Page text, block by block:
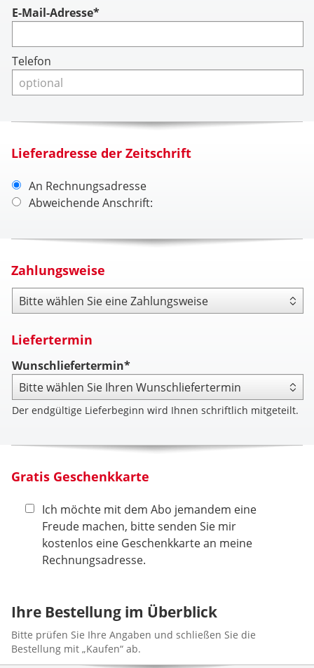
Account
E-Mail-Adresse*
Telefon
Lieferadresse der Zeitschrift
An Rechnungsadresse
Abweichende Anschrift:
Zahlungsweise
Zahlungsweise
Liefertermin
Wunschliefertermin*
Der endgültige Lieferbeginn wird Ihnen schriftlich mitgeteilt.
Gratis Geschenkkarte
Ich möchte mit dem Abo jemandem eine
Freude machen, bitte senden Sie mir
kostenlos eine Geschenkkarte an meine
Rechnungsadresse.
Ihre Bestellung im Überblick
Bitte prüfen Sie Ihre Angaben und schließen Sie die
Bestellung mit „Kaufen“ ab.